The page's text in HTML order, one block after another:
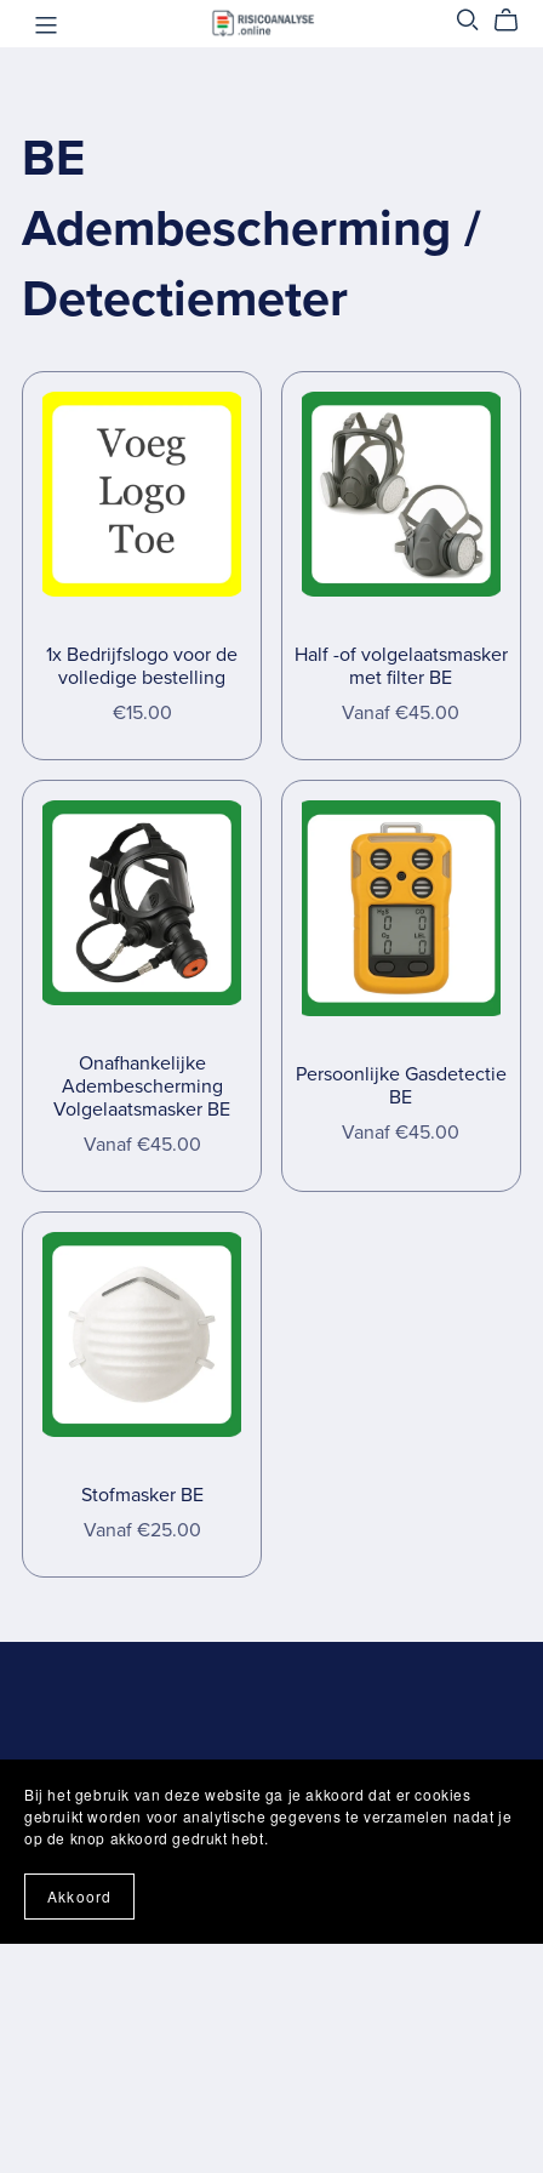
BE
Adembescherming /
Detectiemeter
1x Bedrijfslogo voor de
volledige bestelling
€15.00
Half -of volgelaatsmasker
met filter BE
Vanaf €45.00
Onafhankelijke
Adembescherming
Volgelaatsmasker BE
Vanaf €45.00
Persoonlijke Gasdetectie
BE
Vanaf €45.00
Stofmasker BE
Vanaf €25.00
Bij het gebruik van deze website ga je akkoord dat er cookies
gebruikt worden voor analytische gegevens te verzamelen nadat je
op de knop akkoord gedrukt hebt.
Akkoord